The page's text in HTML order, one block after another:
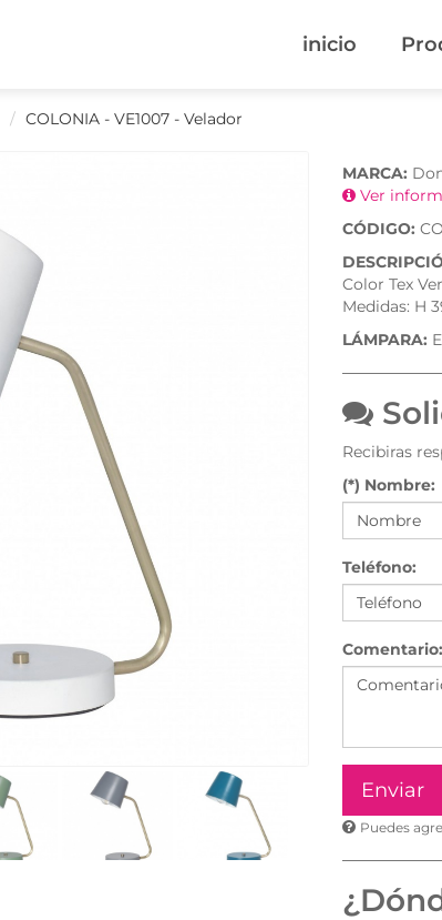
inicio
COLONIA - VE1007 - Velador
MARCA:
Ver
CÓDIGO:
Color Tex
Medidas: H
LÁMPARA:
Recibiras
(*) Nombre:
Teléfono:
Comentario:
Puedes